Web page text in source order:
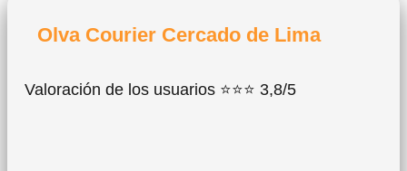
Olva Courier Cercado de Lima
Valoración de los usuarios ⭐⭐⭐ 3,8/5